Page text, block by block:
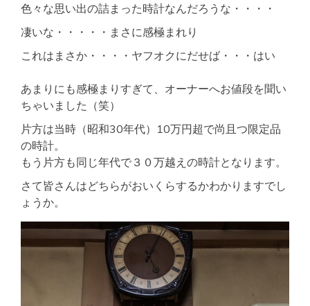
色々な思い出の詰まった時計なんだろうな・・・・
凄いな・・・・・まさに感極まれり
これはまさか・・・・ヤフオクにだせば・・・はい
あまりにも感極まりすぎて、オーナーへお値段を聞い
ちゃいました（笑）
片方は当時（昭和30年代）10万円超で尚且つ限定品
の時計。
もう片方も同じ年代で３０万越えの時計となります。
さて皆さんはどちらがおいくらするかわかりますでし
ょうか。